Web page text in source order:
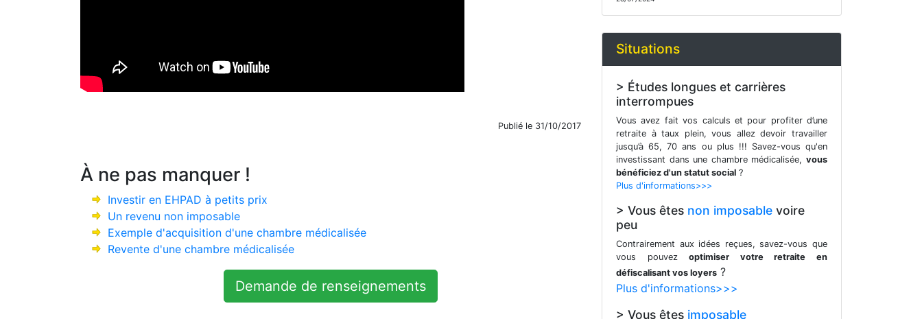
Publié le 31/10/2017
À ne pas manquer !
Investir en EHPAD à petits prix
Un revenu non imposable
Exemple d'acquisition d'une chambre médicalisée
Revente d'une chambre médicalisée
Demande de renseignements
Situations
> Études longues et carrières
interrompues
Vous avez fait vos calculs et pour profiter d’une
retraite à taux plein, vous allez devoir travailler
jusqu’à 65, 70 ans ou plus !!! Savez-vous qu'en
investissant dans une chambre médicalisée, vous
bénéficiez d'un statut social ?
Plus d'informations>>>
> Vous êtes non imposable voire
peu
Contrairement aux idées reçues, savez-vous que
vous pouvezoptimiser votre retraite en
défiscalisant vos loyers ?
Plus d'informations>>>
> Vous êtes imposable